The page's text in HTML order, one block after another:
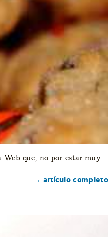
Web que, no por estar muy
→ artículo completo